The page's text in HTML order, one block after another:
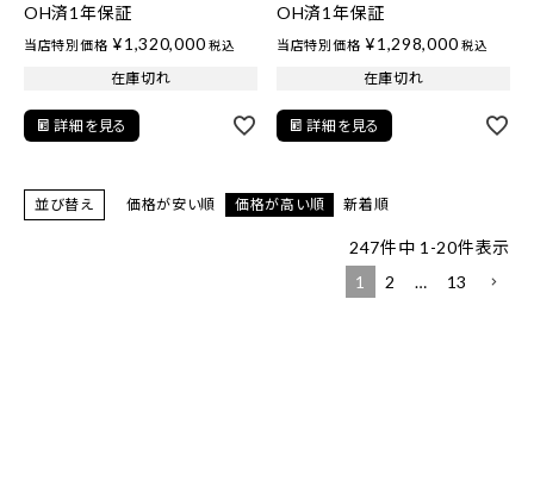
OH済1年保証
当店特別価格 ¥1,320,000 税込
在庫切れ
詳細を見る
OH済1年保証
当店特別価格 ¥1,298,000 税込
在庫切れ
詳細を見る
並び替え 価格が安い順 価格が高い順 新着順
247件中 1 -20件表示
1
2 … 13